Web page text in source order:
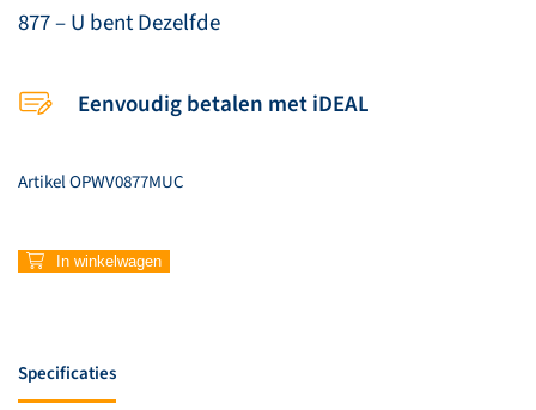
877 – U bent Dezelfde
Eenvoudig betalen met iDEAL
ArtikelOPWV0877MUC
877
Dezelfde
aantal
In winkelwagen
Specificaties